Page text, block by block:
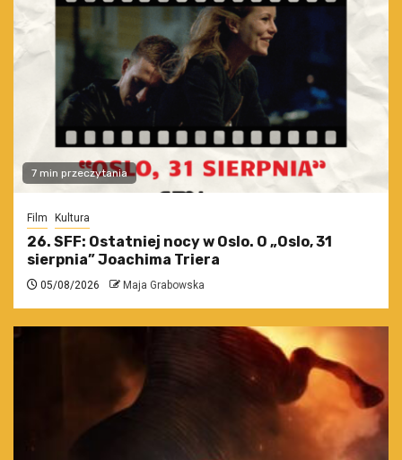
7 min przeczytania
Film Kultura
26. SFF: Ostatniej nocy w Oslo. O „Oslo, 31
sierpnia” Joachima Triera
05/08/2026 Maja Grabowska